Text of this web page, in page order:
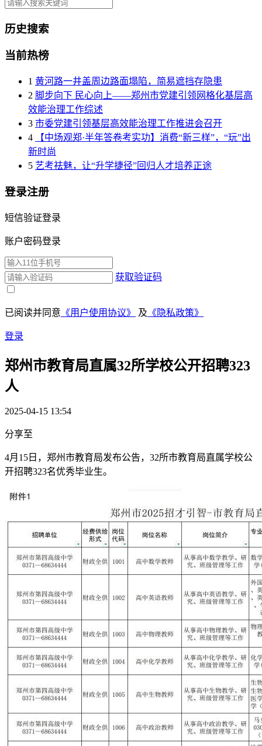
历史搜索
当前热榜
1 黄河路一井盖周边路面塌陷，简易遮挡存隐患
2 脚步向下 民心向上——郑州市党建引领网格化基层高
效能治理工作综述
3 市委党建引领基层高效能治理工作推进会召开
4
【中场观郑·半年答卷考实功】消费“新三样”，“玩”出
新时尚
5 艺考祛魅，让“升学捷径”回归人才培养正途
登录注册
短信验证登录
账户密码登录
获取验证码
已阅读并同意 《用户使用协议》 及 《隐私政策》
登录
郑州市教育局直属32所学校公开招聘323
人
2025-04-15 13:54
分享至
4月15日，郑州市教育局发布公告，32所市教育局直属学校公
开招聘323名优秀毕业生。